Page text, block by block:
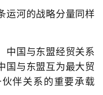
运河的战略分量同样
中国与东盟经贸关系
国与东盟互为最大贸
伴关系的重要承载